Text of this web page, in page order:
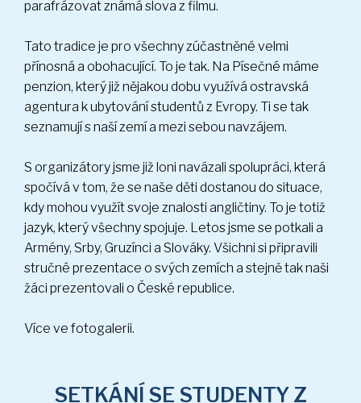
parafrázovat známá slova z filmu.
Tato tradice je pro všechny zúčastněné velmi
přínosná a obohacující. To je tak. Na Písečné máme
penzion, který již nějakou dobu využívá ostravská
agentura k ubytování studentů z Evropy. Ti se tak
seznamují s naší zemí a mezi sebou navzájem.
S organizátory jsme již loni navázali spolupráci, která
spočívá v tom, že se naše děti dostanou do situace,
kdy mohou využít svoje znalosti angličtiny. To je totiž
jazyk, který všechny spojuje. Letos jsme se potkali a
Armény, Srby, Gruzínci a Slováky. Všichni si připravili
stručné prezentace o svých zemích a stejně tak naši
žáci prezentovali o České republice.
Více ve fotogalerii.